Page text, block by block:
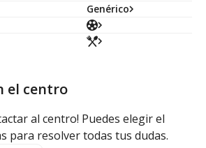
Genérico
el centro
al centro! Puedes elegir el
para resolver todas tus dudas.